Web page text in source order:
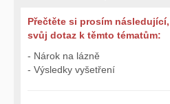
Přečtěte si prosím
svůj dotaz k těmto tématům:
- Nárok na lázně
- Výsledky vyšetření